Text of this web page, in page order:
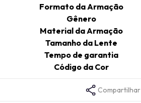
Formato da Armação
Gênero
Material da Armação
Tamanho da Lente
Tempo de garantia
Código da Cor
Compartilhar